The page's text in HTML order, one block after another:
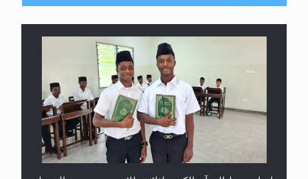
إتمام حفظ القرآن الكريم لثلاثة طلاب من مدرسة الحفظ